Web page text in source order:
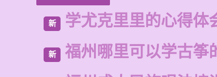
新 学尤克里里的心得体
新
福州哪里可以学古筝